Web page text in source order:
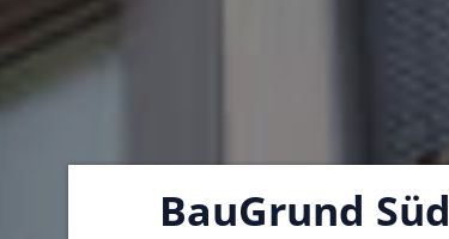
BauGrund Süd